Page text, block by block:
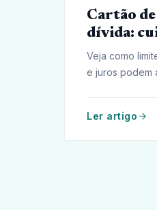
Cartão
dívida:
Veja como
e juros podem
Ler artigo